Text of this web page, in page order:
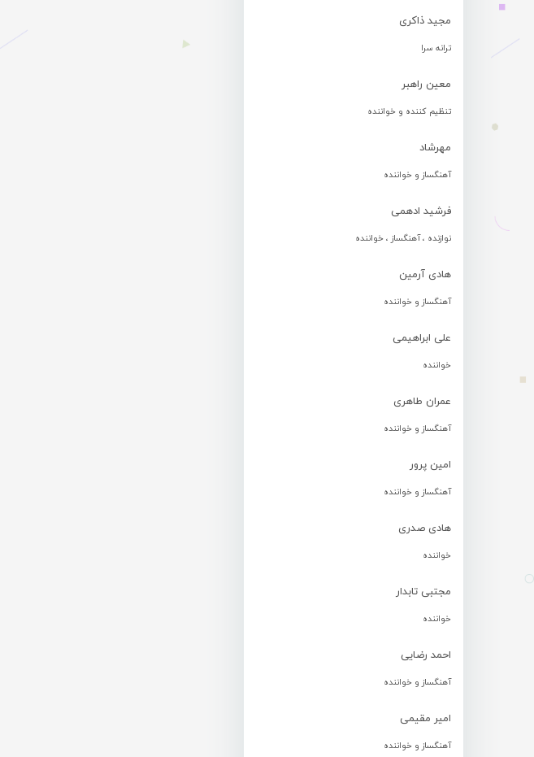
مجید ذاکری
ترانه سرا
معین راهبر
تنظیم کننده و خواننده
مهرشاد
آهنگساز و خواننده
فرشید ادهمی
نوازنده ، آهنگساز ، خواننده
هادی آرمین
آهنگساز و خواننده
علی ابراهیمی
خواننده
عمران طاهری
آهنگساز و خواننده
امین پرور
آهنگساز و خواننده
هادی صدری
خواننده
مجتبی تابدار
خواننده
احمد رضایی
آهنگساز و خواننده
امیر مقیمی
آهنگساز و خواننده